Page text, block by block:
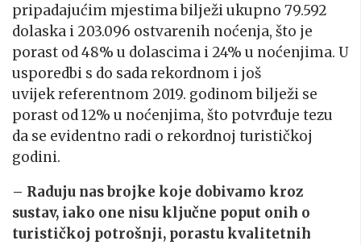
pripadajućim mjestima bilježi ukupno 79.592
dolaska i 203.096 ostvarenih noćenja, što je
porast od 48% u dolascima i 24% u noćenjima. U
usporedbi s do sada rekordnom i još
uvijek referentnom 2019. godinom bilježi se
porast od 12% u noćenjima, što potvrđuje tezu
da se evidentno radi o rekordnoj turističkoj
godini.
– Raduju nas brojke koje dobivamo kroz
sustav, iako one nisu ključne poput onih o
turističkoj potrošnji, porastu kvalitetnih